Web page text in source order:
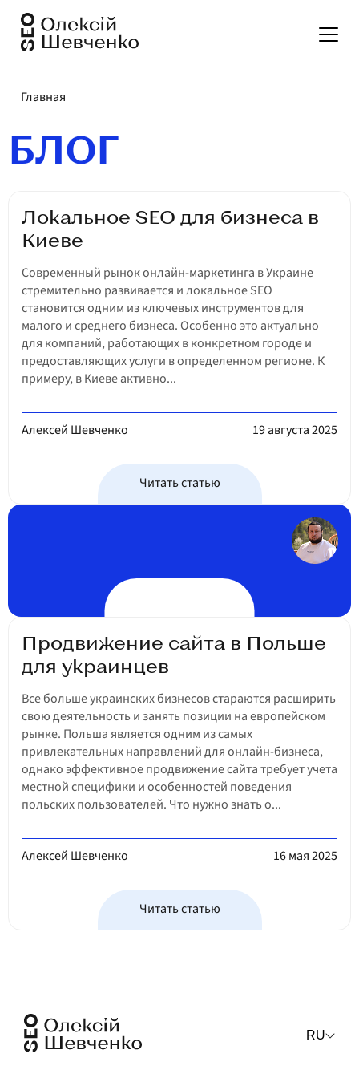
Услуги
Портфолио
Цены
Отзывы
Калькулятор стоимости
Обратная связь
Главная
БЛОГ
Локальное SEO для бизнеса в
Киеве
Современный рынок онлайн-маркетинга в Украине
стремительно развивается и локальное SEO
становится одним из ключевых инструментов для
малого и среднего бизнеса. Особенно это актуально
для компаний, работающих в конкретном городе и
предоставляющих услуги в определенном регионе. К
примеру, в Киеве активно...
Алексей Шевченко 19 августа 2025
Читать статью
Продвижение сайта в Польше
для украинцев
Все больше украинских бизнесов стараются расширить
свою деятельность и занять позиции на европейском
рынке. Польша является одним из самых
привлекательных направлений для онлайн-бизнеса,
однако эффективное продвижение сайта требует учета
местной специфики и особенностей поведения
польских пользователей. Что нужно знать о...
Алексей Шевченко 16 мая 2025
Читать статью
RU